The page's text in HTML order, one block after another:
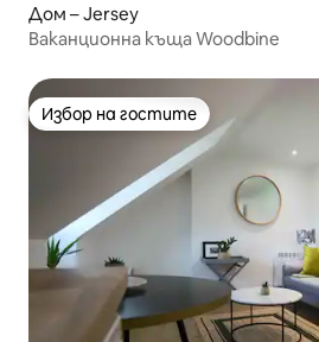
Дом – Jersey
Ваканционна къща Woodbine
Избор на гостите
Избор на гостите